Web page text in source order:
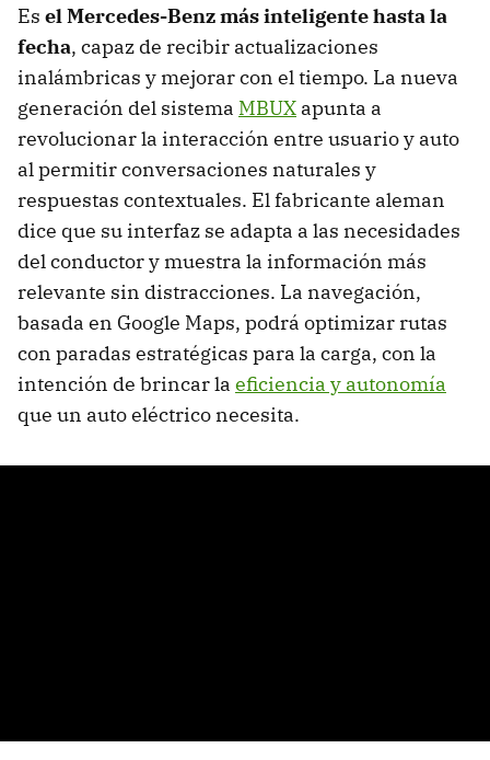
Es el Mercedes-Benz más inteligente hasta la
fecha, capaz de recibir actualizaciones
inalámbricas y mejorar con el tiempo. La nueva
generación del sistema MBUX apunta a
revolucionar la interacción entre usuario y auto
al permitir conversaciones naturales y
respuestas contextuales. El fabricante aleman
dice que su interfaz se adapta a las necesidades
del conductor y muestra la información más
relevante sin distracciones. La navegación,
basada en Google Maps, podrá optimizar rutas
con paradas estratégicas para la carga, con la
intención de brincar la eficiencia y autonomía
que un auto eléctrico necesita.